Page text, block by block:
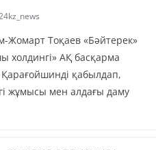
Жомарт Тоқаев «Бәйтерек»
холдингі» АҚ басқарма
қабылдап,
жұмысы мен алдағы даму